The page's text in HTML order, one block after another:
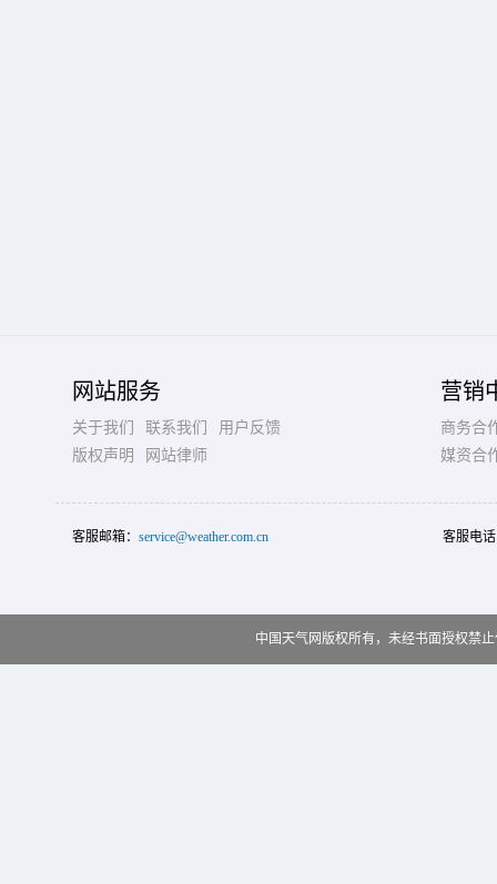
网站服务
关于我们 联系我们
用户反馈
版权声明
网站律师
营销
商务合
媒资合
客服邮箱： service@weather.com.cn 客服电
中国天气网版权所有，未经书面授权